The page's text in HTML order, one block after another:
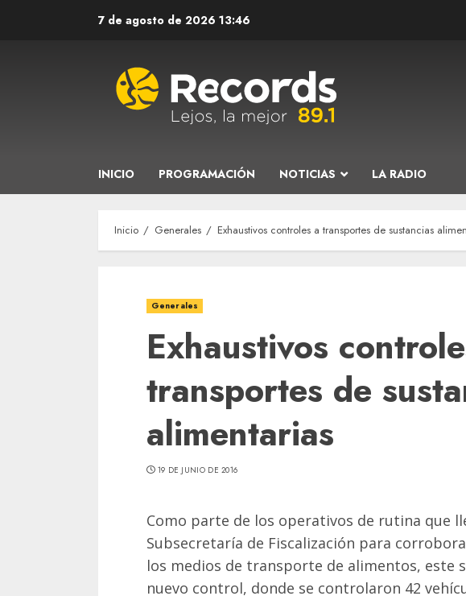
7 de agosto de 2026 13:46
INICIO PROGRAMACIÓN NOTICIAS LA RADIO
Inicio Generales Exhaustivos controles a transportes de sustancias
Generales
Exhaustivos
transportes de
alimentarias
19 DE JUNIO DE 2016
Como parte de los operativos de rutina que
Subsecretaría de Fiscalización para
los medios de transporte de alimentos, este
nuevo control, donde se controlaron 42